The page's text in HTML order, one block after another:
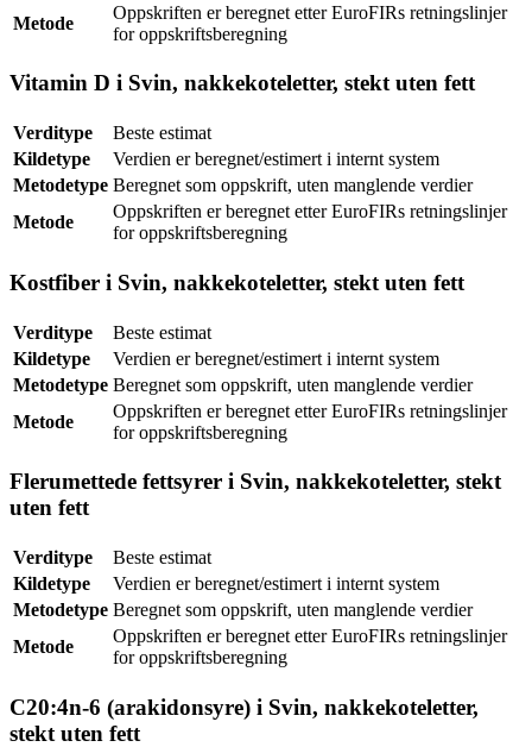
Metode
Oppskriften er beregnet etter EuroFIRs retningslinjer
for oppskriftsberegning
Vitamin D i Svin, nakkekoteletter, stekt uten fett
Verditype
Beste estimat
Kildetype
Verdien er beregnet/estimert i internt system
Metodetype Beregnet som oppskrift, uten manglende verdier
Metode
Oppskriften er beregnet etter EuroFIRs retningslinjer
for oppskriftsberegning
Kostfiber i Svin, nakkekoteletter, stekt uten fett
Verditype
Beste estimat
Kildetype
Verdien er beregnet/estimert i internt system
Metodetype Beregnet som oppskrift, uten manglende verdier
Metode
Oppskriften er beregnet etter EuroFIRs retningslinjer
for oppskriftsberegning
Flerumettede fettsyrer i Svin, nakkekoteletter, stekt
uten fett
Verditype
Beste estimat
Kildetype
Verdien er beregnet/estimert i internt system
Metodetype Beregnet som oppskrift, uten manglende verdier
Metode
Oppskriften er beregnet etter EuroFIRs retningslinjer
for oppskriftsberegning
C20:4n-6 (arakidonsyre) i Svin, nakkekoteletter,
stekt uten fett